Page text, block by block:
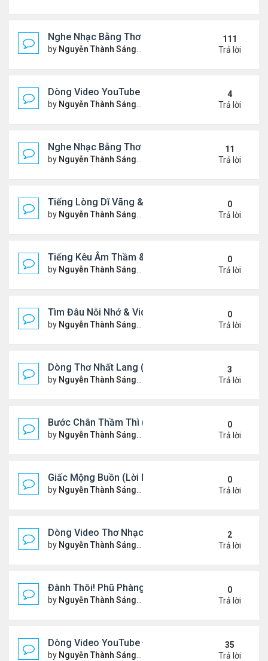
Nghe Nhạc Bằng Thơ - Ngâm Nga Thơ & Đọc Thơ
by Nguyễn Thành Sáng Thứ 7 Tháng 2 15, 2025 9:08
111
Trả lời
Dòng Video YouTube "Bài Thơ" - Nghe Nhạc Bằng
by Nguyễn Thành Sáng Thứ 2 Tháng 3 17, 2025 2:37
4
Trả lời
Nghe Nhạc Bằng Thơ - Video Đọc Thơ - Thơ Hay
by Nguyễn Thành Sáng Chủ nhật Tháng 2 23, 2025
11
Trả lời
Tiếng Lòng Dĩ Vãng & Video YouTube Ngâm Nga
by Nguyễn Thành Sáng Thứ 6 Tháng 2 14, 2025 10:11
0
Trả lời
Tiếng Kêu Âm Thầm & Video YouTube Ngâm Nga
by Nguyễn Thành Sáng Thứ 4 Tháng 2 12, 2025 7:59
0
Trả lời
Tìm Đâu Nỗi Nhớ & Video YouTube Ngâm Nga Bài
by Nguyễn Thành Sáng Chủ nhật Tháng 2 09, 2025
0
Trả lời
Dòng Thơ Nhất Lang (Nguyễn Thành Sáng) - 1
by Nguyễn Thành Sáng Thứ 7 Tháng 2 01, 2025 10:34
3
Trả lời
Bước Chân Thầm Thì (Video YouTube Ngâm Nga
by Nguyễn Thành Sáng Thứ 5 Tháng 1 30, 2025 8:48
0
Trả lời
Giấc Mộng Buồn (Lời Ngỏ & Video Ngâm Nga Thơ
by Nguyễn Thành Sáng Thứ 7 Tháng 1 25, 2025 7:52
0
Trả lời
Dòng Video Thơ Nhạc Chọn Lọc
by Nguyễn Thành Sáng Thứ 4 Tháng 1 01, 2025 11:01
2
Trả lời
Đành Thôi! Phũ Phàng! &Video YouTube Ngâm
by Nguyễn Thành Sáng Thứ 2 Tháng 12 30, 2024
0
Trả lời
Dòng Video YouTube ĐỌC THƠ & THƠ (2)
by Nguyễn Thành Sáng Thứ 3 Tháng 10 29, 2024 3:33
35
Trả lời